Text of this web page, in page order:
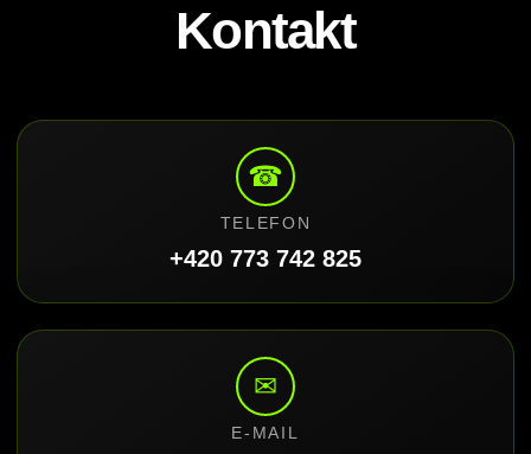
Kontakt
☎
TELEFON
+420 773 742 825
✉
E-MAIL